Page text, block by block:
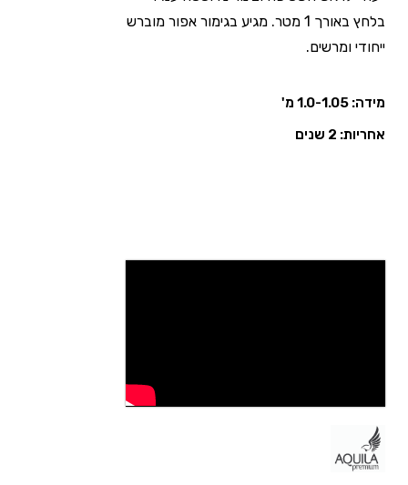
בלחץ באורך 1 מטר. מגיע בגימור אפור מוברש
ייחודי ומרשים.
מידה: 1.0-1.05 מ'
אחריות: 2 שנים